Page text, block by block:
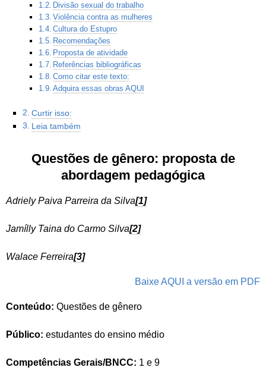
Divisão sexual do trabalho
Violência contra as mulheres
Cultura do Estupro
Recomendações
Proposta de atividade
Referências bibliográficas
Como citar este texto:
Adquira essas obras AQUI
Curtir isso:
Leia também
Questões de gênero: proposta de
abordagem pedagógica
Adriely Paiva Parreira da Silva[1]
Jamílly Taina do Carmo Silva[2]
Walace Ferreira[3]
Baixe AQUI a versão em PDF
Conteúdo: Questões de gênero
Público: estudantes do ensino médio
Competências Gerais/BNCC: 1 e 9